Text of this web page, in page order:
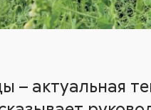
– актуальная